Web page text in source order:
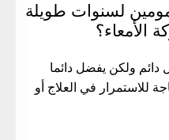
لسنوات طويلة
ولكن يفضل دائما
للاستمرار في العلاج أو